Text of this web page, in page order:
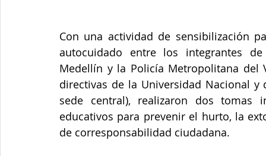
Con una actividad de sensibilización
autocuidado entre los integrantes
Medellín y la Policía Metropolitana del
directivas de la Universidad Nacional
sede central), realizaron dos tomas
educativos para prevenir el hurto, la
de corresponsabilidad ciudadana.